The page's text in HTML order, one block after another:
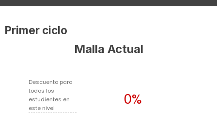
Primer ciclo
Malla Actual
Descuento para
todos los
estudientes en
este nivel
0%